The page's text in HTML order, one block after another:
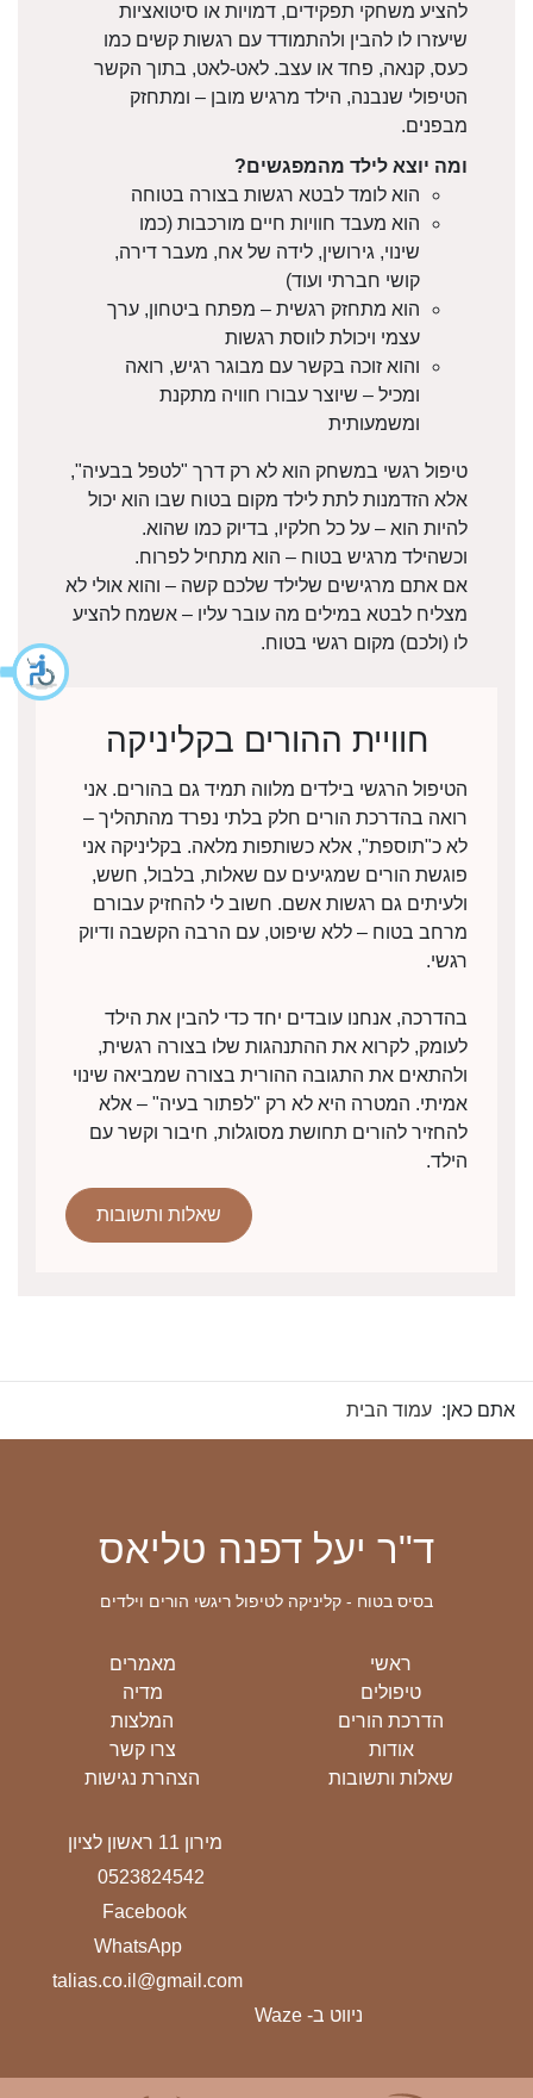
להציע משחקי תפקידים, דמויות או סיטואציות
שיעזרו לו להבין ולהתמודד עם רגשות קשים כמו
כעס, קנאה, פחד או עצב. לאט-לאט, בתוך הקשר
הטיפולי שנבנה, הילד מרגיש מובן – ומתחזק
מבפנים.
ומה יוצא לילד מהמפגשים?
הוא לומד לבטא רגשות בצורה בטוחה
הוא מעבד חוויות חיים מורכבות (כמו
שינוי, גירושין, לידה של אח, מעבר דירה,
קושי חברתי ועוד)
הוא מתחזק רגשית – מפתח ביטחון, ערך
עצמי ויכולת לווסת רגשות
והוא זוכה בקשר עם מבוגר רגיש, רואה
ומכיל – שיוצר עבורו חוויה מתקנת
ומשמעותית
טיפול רגשי במשחק הוא לא רק דרך "לטפל בבעיה",
אלא הזדמנות לתת לילד מקום בטוח שבו הוא יכול
להיות הוא – על כל חלקיו, בדיוק כמו שהוא.
וכשהילד מרגיש בטוח – הוא מתחיל לפרוח.
אם אתם מרגישים שלילד שלכם קשה – והוא אולי לא
מצליח לבטא במילים מה עובר עליו – אשמח להציע
לו (ולכם) מקום רגשי בטוח.
חוויית ההורים בקליניקה
הטיפול הרגשי בילדים מלווה תמיד גם בהורים. אני
רואה בהדרכת הורים חלק בלתי נפרד מהתהליך –
לא כ"תוספת", אלא כשותפות מלאה. בקליניקה אני
פוגשת הורים שמגיעים עם שאלות, בלבול, חשש,
ולעיתים גם רגשות אשם. חשוב לי להחזיק עבורם
מרחב בטוח – ללא שיפוט, עם הרבה הקשבה ודיוק
רגשי.
בהדרכה, אנחנו עובדים יחד כדי להבין את הילד
לעומק, לקרוא את ההתנהגות שלו בצורה רגשית,
ולהתאים את התגובה ההורית בצורה שמביאה שינוי
אמיתי. המטרה היא לא רק "לפתור בעיה" – אלא
להחזיר להורים תחושת מסוגלות, חיבור וקשר עם
הילד.
שאלות ותשובות
אתם כאן: עמוד הבית
ד"ר יעל דפנה טליאס
בסיס בטוח - קליניקה לטיפול ריגשי הורים וילדים
ראשי
טיפולים
הדרכת הורים
אודות
שאלות ותשובות
מאמרים
מדיה
המלצות
צרו קשר
הצהרת נגישות
מירון 11 ראשון לציון
0523824542
Facebook
WhatsApp
talias.co.il@gmail.com
ניווט ב- Waze